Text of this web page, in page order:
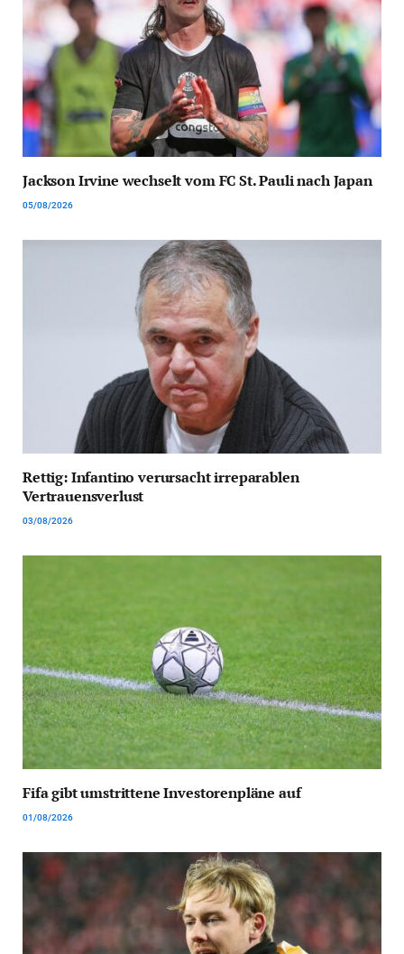
Jackson Irvine wechselt vom FC St. Pauli nach Japan
05/08/2026
Rettig: Infantino verursacht irreparablen
Vertrauensverlust
03/08/2026
Fifa gibt umstrittene Investorenpläne auf
01/08/2026